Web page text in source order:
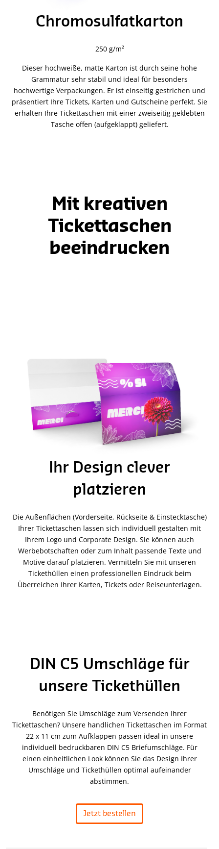
Chromosulfatkarton
250 g/m²
Dieser hochweiße, matte Karton ist durch seine hohe
Grammatur sehr stabil und ideal für besonders
hochwertige Verpackungen. Er ist einseitig gestrichen und
präsentiert Ihre Tickets, Karten und Gutscheine perfekt. Sie
erhalten Ihre Tickettaschen mit einer zweiseitig geklebten
Tasche offen (aufgeklappt) geliefert.
Mit kreativen
Tickettaschen
beeindrucken
Ihr Design clever
platzieren
Die Außenflächen (Vorderseite, Rückseite & Einstecktasche)
Ihrer Tickettaschen lassen sich individuell gestalten mit
Ihrem Logo und Corporate Design. Sie können auch
Werbebotschaften oder zum Inhalt passende Texte und
Motive darauf platzieren. Vermitteln Sie mit unseren
Tickethüllen einen professionellen Eindruck beim
Überreichen Ihrer Karten, Tickets oder Reiseunterlagen.
DIN C5 Umschläge für
unsere Tickethüllen
Benötigen Sie Umschläge zum Versenden Ihrer
Tickettaschen? Unsere handlichen Tickettaschen im Format
22 x 11 cm zum Aufklappen passen ideal in unsere
individuell bedruckbaren DIN C5 Briefumschläge. Für
einen einheitlichen Look können Sie das Design Ihrer
Umschläge und Tickethüllen optimal aufeinander
abstimmen.
Jetzt bestellen